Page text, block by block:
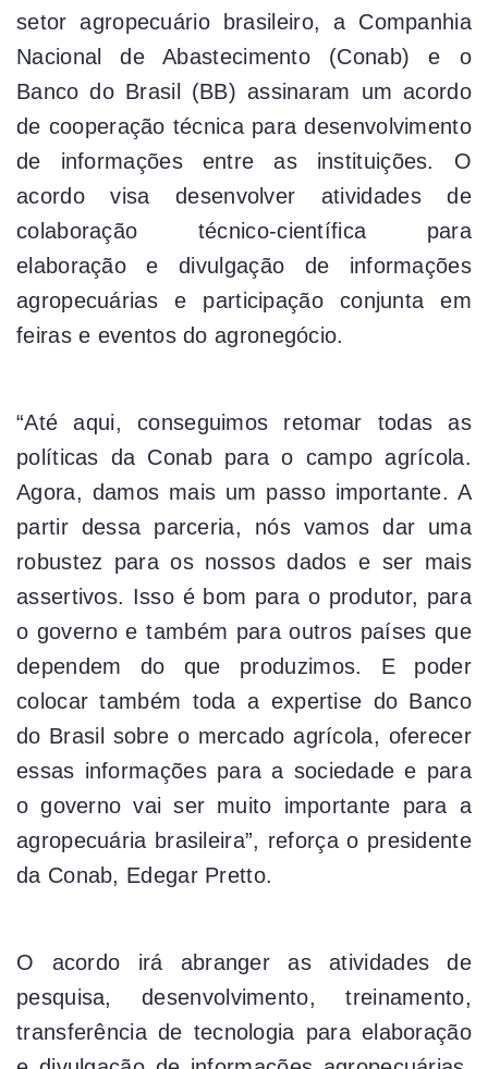
setor agropecuário brasileiro, a Companhia
Nacional de Abastecimento (Conab) e o
Banco do Brasil (BB) assinaram um acordo
de cooperação técnica para desenvolvimento
de informações entre as instituições. O
acordo visa desenvolver atividades de
colaboração técnico-científica para
elaboração e divulgação de informações
agropecuárias e participação conjunta em
feiras e eventos do agronegócio.
“Até aqui, conseguimos retomar todas as
políticas da Conab para o campo agrícola.
Agora, damos mais um passo importante. A
partir dessa parceria, nós vamos dar uma
robustez para os nossos dados e ser mais
assertivos. Isso é bom para o produtor, para
o governo e também para outros países que
dependem do que produzimos. E poder
colocar também toda a expertise do Banco
do Brasil sobre o mercado agrícola, oferecer
essas informações para a sociedade e para
o governo vai ser muito importante para a
agropecuária brasileira”, reforça o presidente
da Conab, Edegar Pretto.
O acordo irá abranger as atividades de
pesquisa, desenvolvimento, treinamento,
transferência de tecnologia para elaboração